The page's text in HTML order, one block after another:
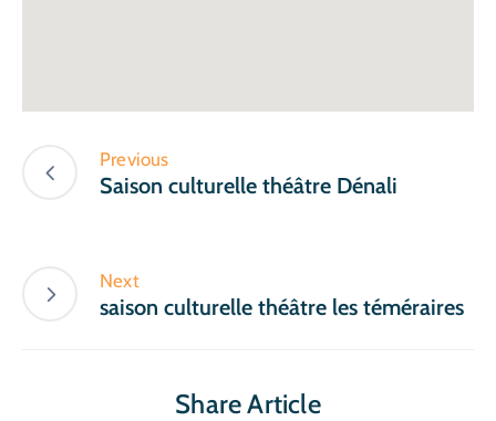
Previous
Saison culturelle théâtre Dénali
Next
saison culturelle théâtre les téméraires
Share Article